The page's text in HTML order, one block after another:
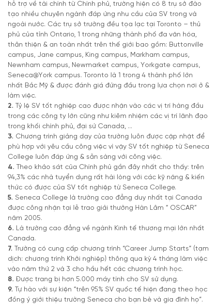
hỗ trợ về tài chính từ Chính phủ, trường hiện có 8 trụ sở đào
tạo nhiều chuyên ngành đáp ứng nhu cầu của SV trong và
ngoài nước. Các trụ sở trường đều tọa lạc tại Toronto – thủ
phủ của tỉnh Ontario, 1 trong những thành phố đa văn hóa,
thân thiện & an toàn nhất trên thế giới bao gồm: Buttonville
campus, Jane campus, King campus, Markham campus,
Newnham campus, Newmarket campus, Yorkgate campus,
Seneca@York campus. Toronto là 1 trong 4 thành phố lớn
nhất Bắc Mỹ & được đánh giá đứng đầu trong lựa chọn nơi ở &
làm việc.
2. Tỷ lệ SV tốt nghiệp cao được nhận vào các vị trí hàng đầu
trong các công ty lớn cũng như kiêm nhiệm các vị trí lãnh đạo
trong khối chính phủ, đại sứ Canada, …
3. Chương trình giảng dạy của trường luôn được cập nhật để
phù hợp với yêu cầu công việc vì vậy SV tốt nghiệp từ Seneca
College luôn đáp ứng & sẵn sàng với công việc.
4. Theo khảo sát của Chính phủ gần đây nhất cho thấy: trên
94,3% các nhà tuyển dụng rất hài lòng với các kỹ năng & kiến
thức có được của SV tốt nghiệp từ Seneca College.
5. Seneca College là trường cao đẳng duy nhất tại Canada
được công nhận tại lễ trao giải thưởng Hàn Lâm “ OSCAR”
năm 2005.
6. Là trường cao đẳng về ngành Kinh tế thương mại lớn nhất
Canada.
7. Trường có cung cấp chương trình “Career Jump Starts” (tạm
dịch: chương trình Khởi nghiệp) thông qua kỳ 4 tháng làm việc
vào năm thứ 2 và 3 cho hầu hết các chương trình học.
8. Được trang bị hơn 5.000 máy tính cho SV sử dụng.
9. Tự hào với sự kiện “trên 95% SV quốc tế hiện đang theo học
đồng ý giới thiệu trường Seneca cho bạn bè và gia đình họ”.